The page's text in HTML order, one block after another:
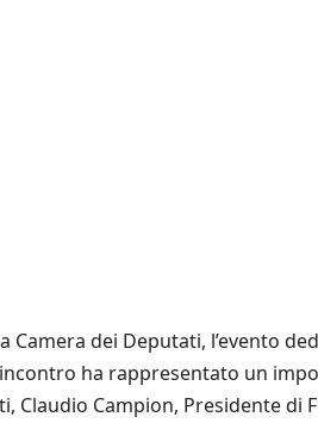
Camera dei Deputati, l’evento
ha rappresentato un
Campion, Presidente di